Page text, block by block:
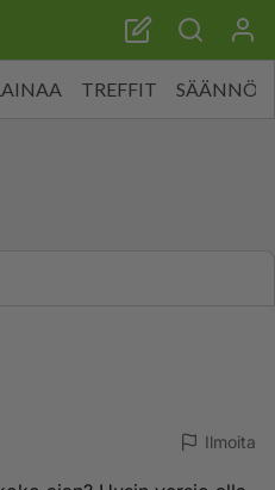
TREFFIT SÄÄNNÖT
Ilmoita